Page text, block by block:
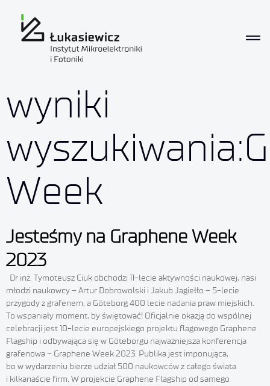
wyniki
Week
Jesteśmy na Graphene Week
2023
Dr inż. Tymoteusz Ciuk obchodzi 11-lecie aktywności naukowej, nasi
młodzi naukowcy – Artur Dobrowolski i Jakub Jagiełło – 5-lecie
przygody z grafenem, a Göteborg 400 lecie nadania praw miejskich.
To wspaniały moment, by świętować! Oficjalnie okazją do wspólnej
celebracji jest 10-lecie europejskiego projektu flagowego Graphene
Flagship i odbywająca się w Göteborgu najważniejsza konferencja
grafenowa – Graphene Week 2023. Publika jest imponująca,
bo w wydarzeniu bierze udział 500 naukowców z całego świata
i kilkanaście firm. W projekcie Graphene Flagship od samego